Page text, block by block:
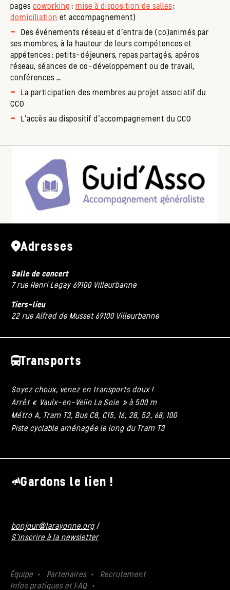
pages coworking ; mise à disposition de salles;
domiciliation et accompagnement)
Des événements réseau et d’entraide (co)animés par
ses membres, à la hauteur de leurs compétences et
appétences : petits-déjeuners, repas partagés, apéros
réseau, séances de co-développement ou de travail,
conférences …
La participation des membres au projet associatif du
CCO
L’accès au dispositif d’accompagnement du CCO
Adresses
Salle de concert
7 rue Henri Legay 69100 Villeurbanne
Tiers-lieu
22 rue Alfred de Musset 69100 Villeurbanne
Transports
Soyez choux, venez en transports doux !
Arrêt « Vaulx-en-Velin La Soie » à 500 m
Métro A, Tram T3, Bus C8, C15, 16, 28, 52, 68, 100
Piste cyclable aménagée le long du Tram T3
Gardons le lien !
bonjour@larayonne.org /
S'inscrire à la newsletter
Équipe Partenaires
Recrutement
Infos pratiques et FAQ